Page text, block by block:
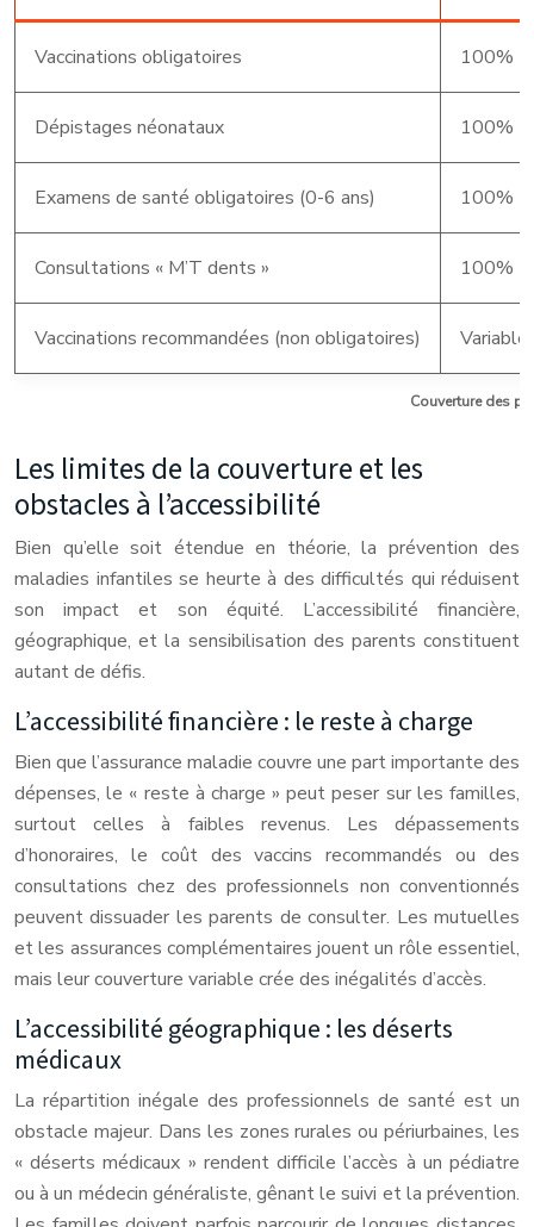
Couverture des
Vaccinations obligatoires 100%
Dépistages néonataux 100%
Examens de santé obligatoires (0-6 ans) 100%
Consultations « M’T dents » 100%
Vaccinations recommandées (non obligatoires) Variable
Les limites de la couverture et les
obstacles à l’accessibilité
Bien qu’elle soit étendue en théorie, la prévention des
maladies infantiles se heurte à des difficultés qui réduisent
son impact et son équité. L’accessibilité financière,
géographique, et la sensibilisation des parents constituent
autant de défis.
L’accessibilité financière : le reste à charge
Bien que l’assurance maladie couvre une part importante des
dépenses, le « reste à charge » peut peser sur les familles,
surtout celles à faibles revenus. Les dépassements
d’honoraires, le coût des vaccins recommandés ou des
consultations chez des professionnels non conventionnés
peuvent dissuader les parents de consulter. Les mutuelles
et les assurances complémentaires jouent un rôle essentiel,
mais leur couverture variable crée des inégalités d’accès.
L’accessibilité géographique : les déserts
médicaux
La répartition inégale des professionnels de santé est un
obstacle majeur. Dans les zones rurales ou périurbaines, les
« déserts médicaux » rendent difficile l’accès à un pédiatre
ou à un médecin généraliste, gênant le suivi et la prévention.